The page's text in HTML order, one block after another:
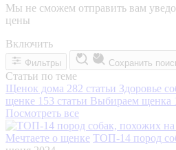
Мы не сможем отправить вам
цены
Включить
Фильтры Сохранить
Статьи по теме
Щенок дома 282 статьи Здоровье
щенке 153 статьи Выбираем щенка
Посмотреть все
Мечтаете о щенке ТОП-14 пород